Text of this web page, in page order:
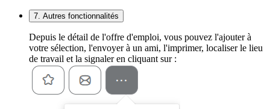
7. Autres fonctionnalités
Depuis le détail de l'offre d'emploi, vous pouvez l'ajouter à
votre sélection, l'envoyer à un ami, l'imprimer, localiser le lieu
de travail et la signaler en cliquant sur :